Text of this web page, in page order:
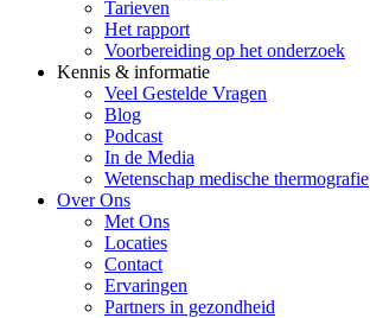
Tarieven
Het rapport
Voorbereiding op het onderzoek
Kennis & informatie
Veel Gestelde Vragen
Blog
Podcast
In de Media
Wetenschap medische thermografie
Over Ons
Met Ons
Locaties
Contact
Ervaringen
Partners in gezondheid